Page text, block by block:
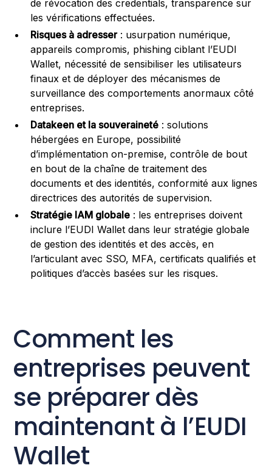
de révocation des credentials, transparence sur
les vérifications effectuées.
Risques à adresser: usurpation numérique,
appareils compromis, phishing ciblant l’EUDI
Wallet, nécessité de sensibiliser les utilisateurs
finaux et de déployer des mécanismes de
surveillance des comportements anormaux côté
entreprises.
Datakeen et la souveraineté : solutions
hébergées en Europe, possibilité
d’implémentation on-premise, contrôle de bout
en bout de la chaîne de traitement des
documents et des identités, conformité aux lignes
directrices des autorités de supervision.
Stratégie IAM globale : les entreprises doivent
inclure l’EUDI Wallet dans leur stratégie globale
de gestion des identités et des accès, en
l’articulant avec SSO, MFA, certificats qualifiés et
politiques d’accès basées sur les risques.
Comment les
entreprises peuvent
se préparer dès
maintenant à l’EUDI
Wallet